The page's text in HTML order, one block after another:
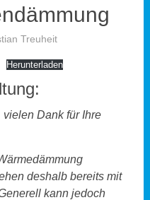
Treuheit
Herunterladen
vielen Dank für Ihre
deshalb bereits mit
kann jedoch